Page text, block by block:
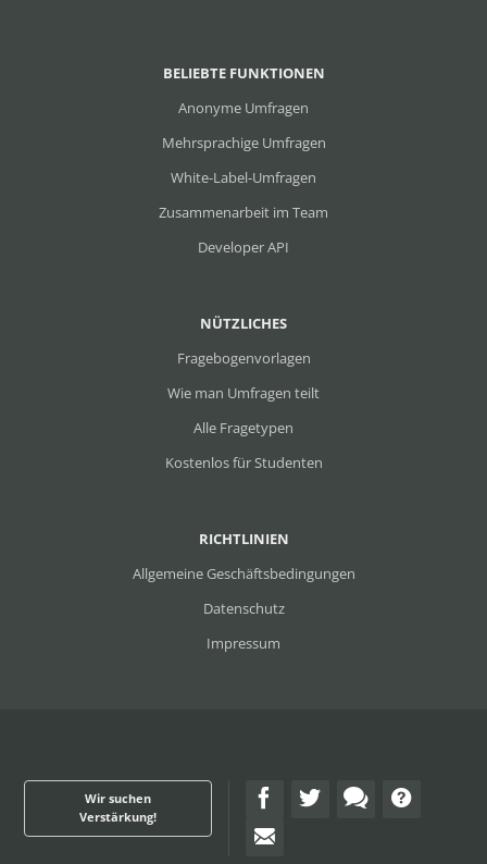
RICHTLINIEN
Allgemeine Geschäftsbedingungen
Datenschutz
Impressum
NÜTZLICHES
Fragebogenvorlagen
Wie man Umfragen teilt
Alle Fragetypen
Kostenlos für Studenten
BELIEBTE FUNKTIONEN
Anonyme Umfragen
Mehrsprachige Umfragen
White-Label-Umfragen
Zusammenarbeit im Team
Developer API
Wir suchen
Verstärkung!